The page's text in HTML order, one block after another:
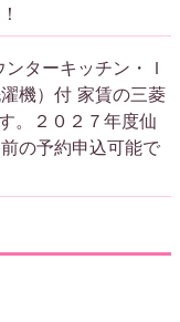
ターキッチン・Ｉ
機）付 家賃の三菱
。２０２７年度仙
の予約申込可能で